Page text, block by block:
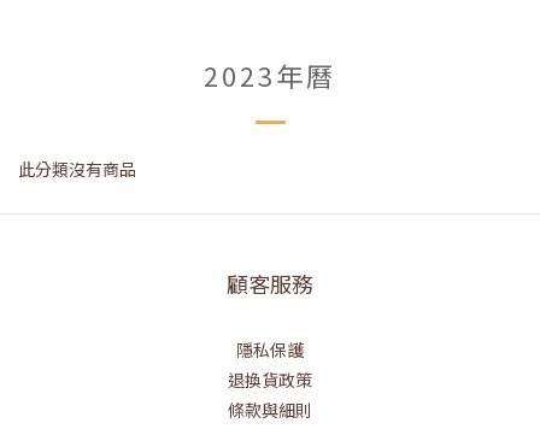
2023年曆
此分類沒有商品
顧客服務
隱私保護
退換貨政策
條款與細則